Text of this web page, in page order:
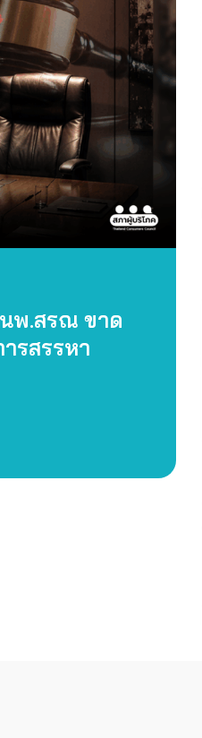
พ.สรณ ขาด
รสรรหา